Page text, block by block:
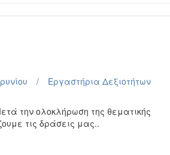
Εργαστήρια Δεξιοτήτων
την ολοκλήρωση της θεματικής
τις δράσεις μας..